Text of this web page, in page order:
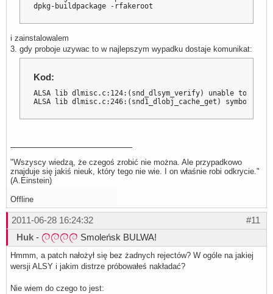
dpkg-buildpackage -rfakeroot
i zainstalowalem
3. gdy proboje uzywac to w najlepszym wypadku dostaje komunikat:
Kod:
ALSA lib dlmisc.c:124:(snd_dlsym_verify) unable to verify
ALSA lib dlmisc.c:246:(snd1_dlobj_cache_get) symbol
"Wszyscy wiedzą, że czegoś zrobić nie można. Ale przypadkowo
znajduje się jakiś nieuk, który tego nie wie. I on właśnie robi odkrycie."
(A.Einstein)
Offline
#11
2011-06-28 16:24:32
Huk - Smoleńsk BULWA!
Hmmm, a patch nałożył się bez żadnych rejectów? W ogóle na jakiej
wersji ALSY i jakim distrze próbowałeś nakładać?
Nie wiem do czego to jest: